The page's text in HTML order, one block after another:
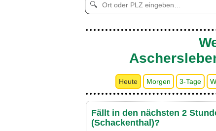
🔍
Heute Morgen 3-Tage
Fällt in den nächsten 2
(Schackenthal)?